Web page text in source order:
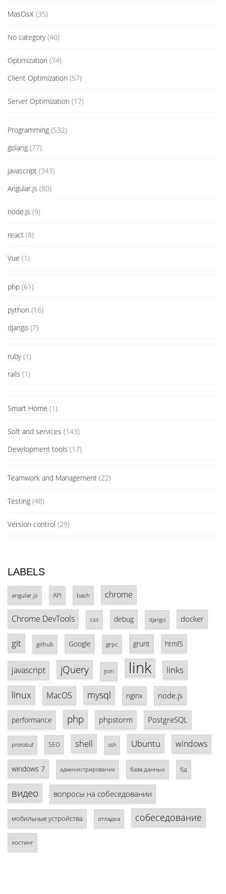
MasOsX (35)
No category(40)
Optimization (74)
Client Optimization (57)
Server Optimization (17)
Programming (532)
golang (77)
javascript (343)
Angular.js (80)
node.js (9)
react (8)
Vue (1)
php (61)
python (16)
django (7)
ruby(1)
rails (1)
Smart Home (1)
Soft and services (143)
Development tools (17)
Teamwork and Management (22)
Testing (48)
Version control (29)
LABELS
angular.js API bash chrome
Chrome DevTools css debug django docker
git github Google grpc grunt html5
javascript jQuery json link links
linux MacOS mysql nginx node.js
performance php phpstorm PostgreSQL
protobuf SEO shell ssh Ubuntu windows
windows 7 администрирование база данных бд
видео вопросы на собеседовании
мобильные устройства отладка собеседование
хостинг